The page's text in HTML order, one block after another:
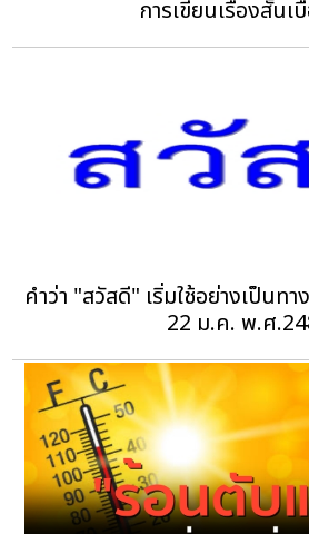
การเขียนเรื่องสั้นเ
คำว่า "สวัสดี" เริ่มใช้อย่างเป็นทา
22 ม.ค. พ.ศ